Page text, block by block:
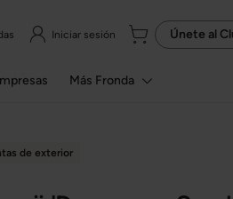
Iniciar sesión Únete al
Más Fronda
de exterior